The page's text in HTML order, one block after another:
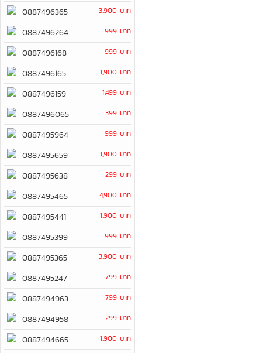
0887496365 3,900 บาท
0887496264 999 บาท
0887496168 999 บาท
0887496165 1,900 บาท
0887496159 1,499 บาท
0887496065 399 บาท
0887495964 999 บาท
0887495659 1,900 บาท
0887495638 299 บาท
0887495465 4,900 บาท
0887495441 1,900 บาท
0887495399 999 บาท
0887495365 3,900 บาท
0887495247 799 บาท
0887494963 799 บาท
0887494958 299 บาท
0887494665 1,900 บาท